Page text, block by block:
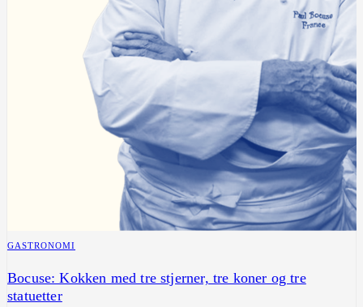
GASTRONOMI
Bocuse: Kokken med tre stjerner, tre koner og tre
statuetter